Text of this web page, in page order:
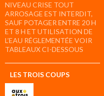
NIVEAU CRISE TOUT
ARROSAGE EST INTERDIT,
SAUF POTAGER ENTRE 20 H
ET 8 H ET UTILISATION DE
L’EAU RÉGLEMENTÉE VOIR
TABLEAUX CI-DESSOUS
LES TROIS COUPS